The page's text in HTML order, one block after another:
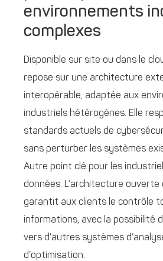
environnements
complexes
Disponible sur site ou dans le
repose sur une architecture
interopérable, adaptée aux
industriels hétérogènes. Elle
standards actuels de
sans perturber les systèmes
Autre point clé pour les
données. L’architecture
garantit aux clients le contrôle
informations, avec la possibilité
vers d’autres systèmes
d’optimisation.